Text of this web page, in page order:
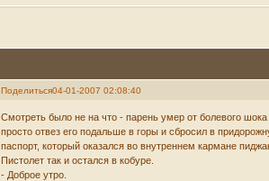
Поделиться04-01-2007 02:08:40
Смотреть было не на что - парень умер от болевого
просто отвез его подальше в горы и сбросил в
паспорт, который оказался во внутреннем кармане
Пистолет так и остался в кобуре.
- Доброе утро.